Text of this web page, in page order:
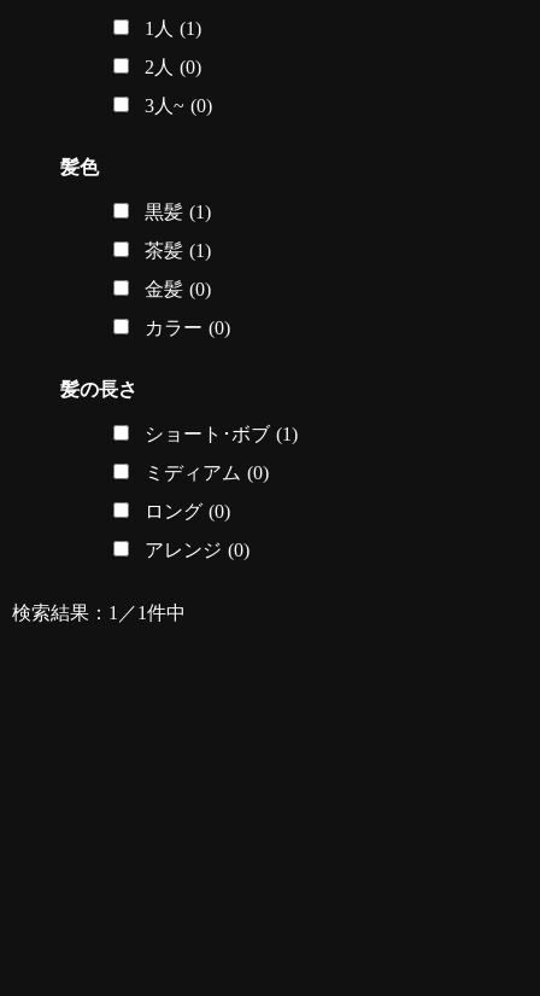
1人 (1)
2人 (0)
3人~ (0)
髪色
黒髪 (1)
茶髪 (1)
金髪 (0)
カラー (0)
髪の長さ
ショート･ボブ (1)
ミディアム (0)
ロング (0)
アレンジ (0)
検索結果：1／1件中